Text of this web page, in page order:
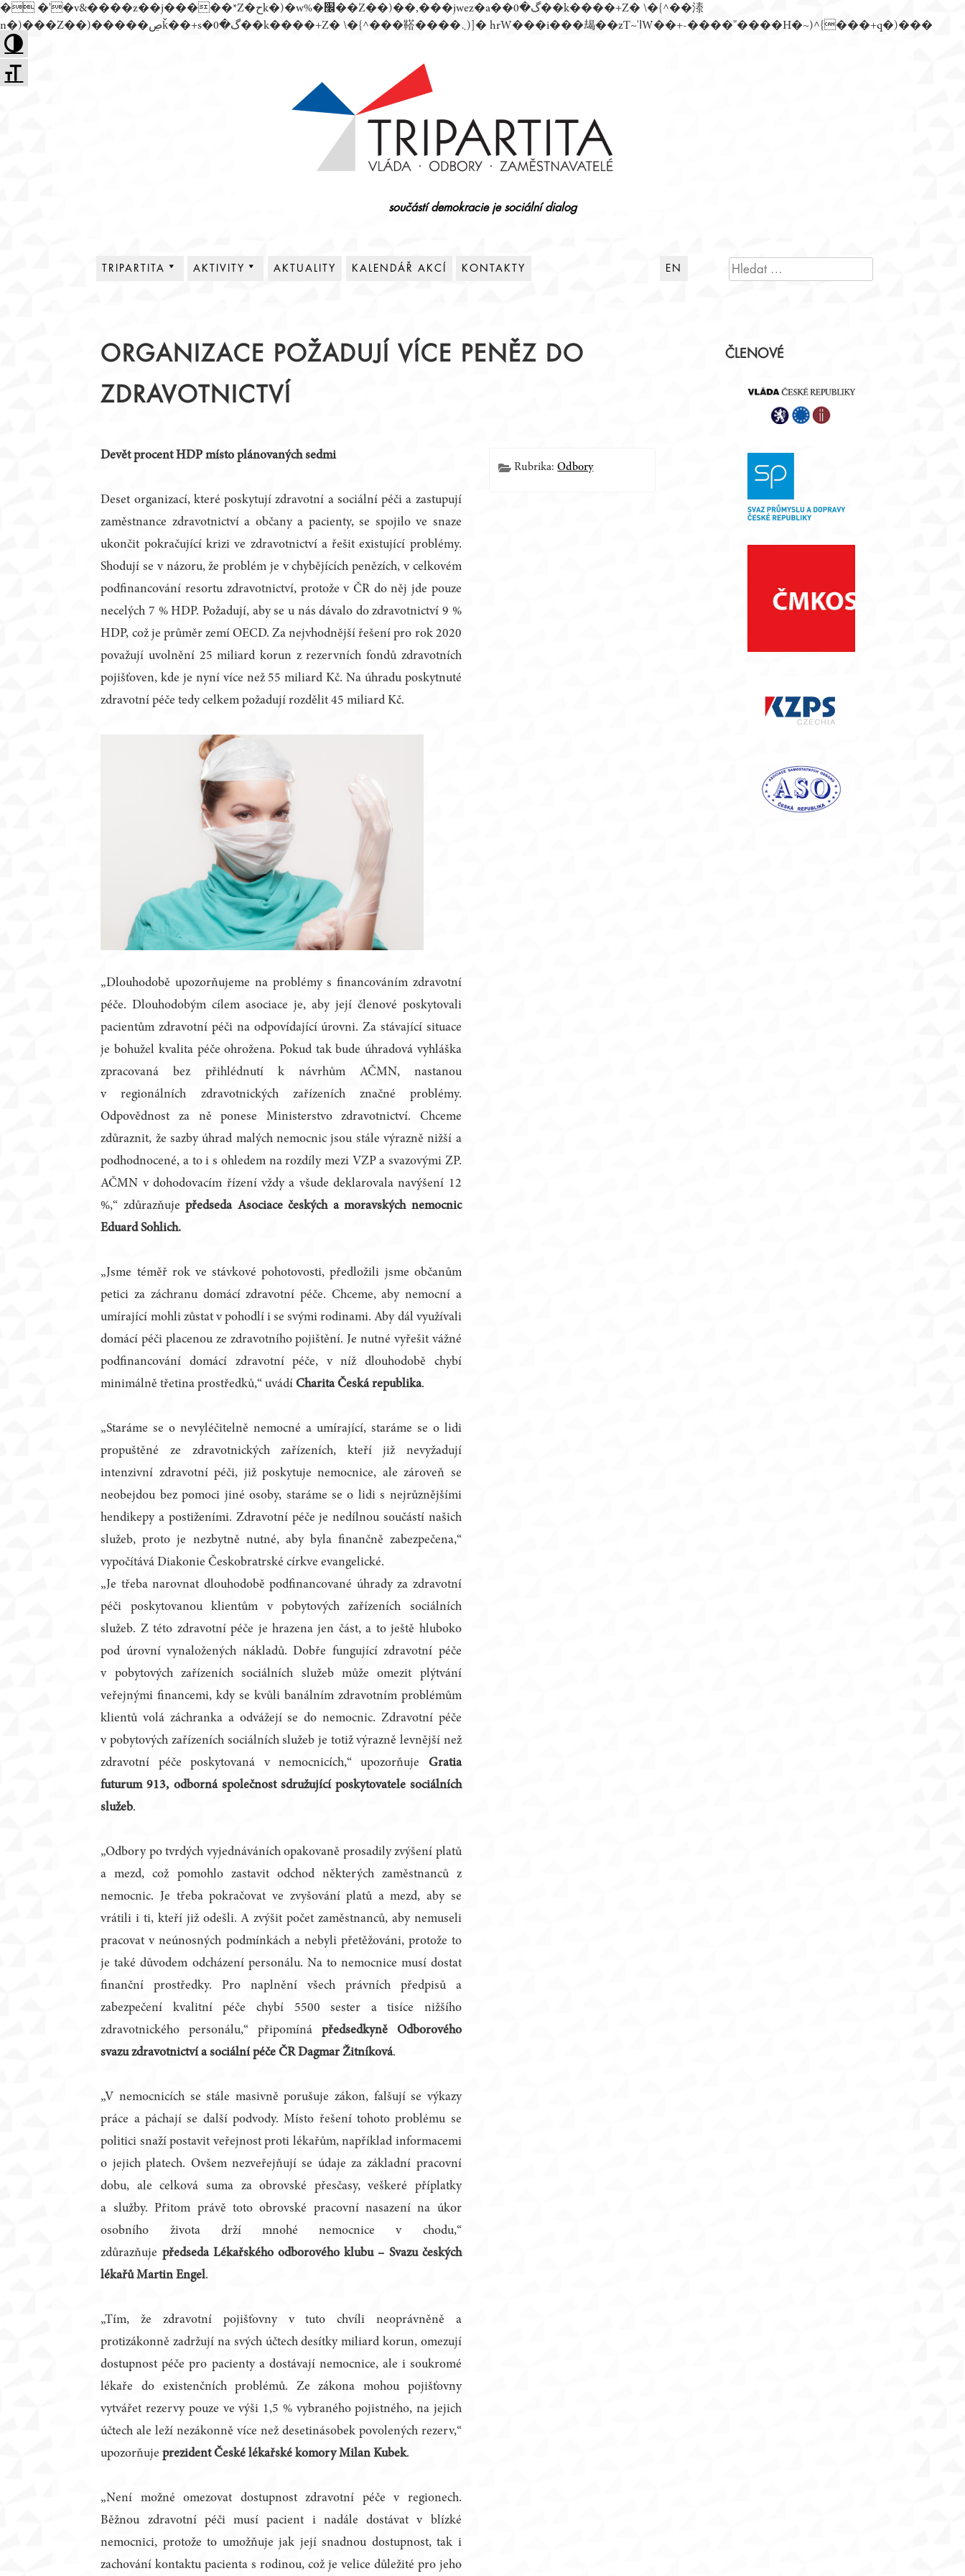
Toggle High Contrast
Toggle Font size
� �'�v&����z��j�����*Z�حk�)�w%�׬��Z��)��,���jwez�a��گ�0��k����+Z� \�{^��溙
n�)���Z��)�����ڝǩ��+s�گ�0��k����+Z� \�{^���鞳����܆)]� hrW���i���朅��zƬ~'ߊW��+-����"����H�~)^{���+q�)���
Přejít
k
obsahu
součástí demokracie je sociální dialog
TRIPARTITA
JEDNACÍ ŘÁD
ČLENOVÉ
AKTIVITY
PRACOVNÍ TÝMY
KRAJSKÉ RADY
AKTUALITY KALENDÁŘ AKCÍ KONTAKTY EN VYHLEDÁVÁNÍ
ORGANIZACE POŽADUJÍ VÍCE PENĚZ DO
ZDRAVOTNICTVÍ
Devět procent HDP místo plánovaných sedmi
Deset organizací, které poskytují zdravotní a sociální péči a zastupují
zaměstnance zdravotnictví a občany a pacienty, se spojilo ve snaze
ukončit pokračující krizi ve zdravotnictví a řešit existující problémy.
Shodují se v názoru, že problém je v chybějících penězích, v celkovém
podfinancování resortu zdravotnictví, protože v ČR do něj jde pouze
necelých 7 % HDP. Požadují, aby se u nás dávalo do zdravotnictví 9 %
HDP, což je průměr zemí OECD. Za nejvhodnější řešení pro rok 2020
považují uvolnění 25 miliard korun z rezervních fondů zdravotních
pojišťoven, kde je nyní více než 55 miliard Kč. Na úhradu poskytnuté
zdravotní péče tedy celkem požadují rozdělit 45 miliard Kč.
„Dlouhodobě upozorňujeme na problémy s financováním zdravotní
péče. Dlouhodobým cílem asociace je, aby její členové poskytovali
pacientům zdravotní péči na odpovídající úrovni. Za stávající situace
je bohužel kvalita péče ohrožena. Pokud tak bude úhradová vyhláška
zpracovaná bez přihlédnutí k návrhům AČMN, nastanou
v regionálních zdravotnických zařízeních značné problémy.
Odpovědnost za ně ponese Ministerstvo zdravotnictví. Chceme
zdůraznit, že sazby úhrad malých nemocnic jsou stále výrazně nižší a
podhodnocené, a to i s ohledem na rozdíly mezi VZP a svazovými ZP.
AČMN v dohodovacím řízení vždy a všude deklarovala navýšení 12
%,“ zdůrazňujepředseda Asociace českých a moravských nemocnic
Eduard Sohlich.
„Jsme téměř rok ve stávkové pohotovosti, předložili jsme občanům
petici za záchranu domácí zdravotní péče. Chceme, aby nemocní a
umírající mohli zůstat v pohodlí i se svými rodinami. Aby dál využívali
domácí péči placenou ze zdravotního pojištění. Je nutné vyřešit vážné
podfinancování domácí zdravotní péče, v níž dlouhodobě chybí
minimálně třetina prostředků,“ uvádíCharita Česká republika.
„Staráme se o nevyléčitelně nemocné a umírající, staráme se o lidi
propuštěné ze zdravotnických zařízeních, kteří již nevyžadují
intenzivní zdravotní péči, již poskytuje nemocnice, ale zároveň se
neobejdou bez pomoci jiné osoby, staráme se o lidi s nejrůznějšími
hendikepy a postiženími. Zdravotní péče je nedílnou součástí našich
služeb, proto je nezbytně nutné, aby byla finančně zabezpečena,“
vypočítává Diakonie Českobratrské církve evangelické.
„Je třeba narovnat dlouhodobě podfinancované úhrady za zdravotní
péči poskytovanou klientům v pobytových zařízeních sociálních
služeb. Z této zdravotní péče je hrazena jen část, a to ještě hluboko
pod úrovní vynaložených nákladů. Dobře fungující zdravotní péče
v pobytových zařízeních sociálních služeb může omezit plýtvání
veřejnými financemi, kdy se kvůli banálním zdravotním problémům
klientů volá záchranka a odvážejí se do nemocnic. Zdravotní péče
v pobytových zařízeních sociálních služeb je totiž výrazně levnější než
zdravotní péče poskytovaná v nemocnicích,“ upozorňuje Gratia
futurum 913, odborná společnost sdružující poskytovatele sociálních
služeb.
„Odbory po tvrdých vyjednáváních opakovaně prosadily zvýšení platů
a mezd, což pomohlo zastavit odchod některých zaměstnanců z
nemocnic. Je třeba pokračovat ve zvyšování platů a mezd, aby se
vrátili i ti, kteří již odešli. A zvýšit počet zaměstnanců, aby nemuseli
pracovat v neúnosných podmínkách a nebyli přetěžováni, protože to
je také důvodem odcházení personálu. Na to nemocnice musí dostat
finanční prostředky. Pro naplnění všech právních předpisů a
zabezpečení kvalitní péče chybí 5500 sester a tisíce nižšího
zdravotnického personálu,“ připomíná předsedkyně Odborového
svazu zdravotnictví a sociální péče ČR Dagmar Žitníková.
„V nemocnicích se stále masivně porušuje zákon, falšují se výkazy
práce a páchají se další podvody. Místo řešení tohoto problému se
politici snaží postavit veřejnost proti lékařům, například informacemi
o jejich platech. Ovšem nezveřejňují se údaje za základní pracovní
dobu, ale celková suma za obrovské přesčasy, veškeré příplatky
a služby. Přitom právě toto obrovské pracovní nasazení na úkor
osobního života drží mnohé nemocnice v chodu,“
zdůrazňuje předseda Lékařského odborového klubu – Svazu českých
lékařů Martin Engel.
„Tím, že zdravotní pojišťovny v tuto chvíli neoprávněně a
protizákonně zadržují na svých účtech desítky miliard korun, omezují
dostupnost péče pro pacienty a dostávají nemocnice, ale i soukromé
lékaře do existenčních problémů. Ze zákona mohou pojišťovny
vytvářet rezervy pouze ve výši 1,5 % vybraného pojistného, na jejich
účtech ale leží nezákonně více než desetinásobek povolených rezerv,“
upozorňujeprezident České lékařské komory Milan Kubek.
„Není možné omezovat dostupnost zdravotní péče v regionech.
Běžnou zdravotní péči musí pacient i nadále dostávat v blízké
nemocnici, protože to umožňuje jak její snadnou dostupnost, tak i
zachování kontaktu pacienta s rodinou, což je velice důležité pro jeho
Rubrika:Odbory
ČLENOVÉ